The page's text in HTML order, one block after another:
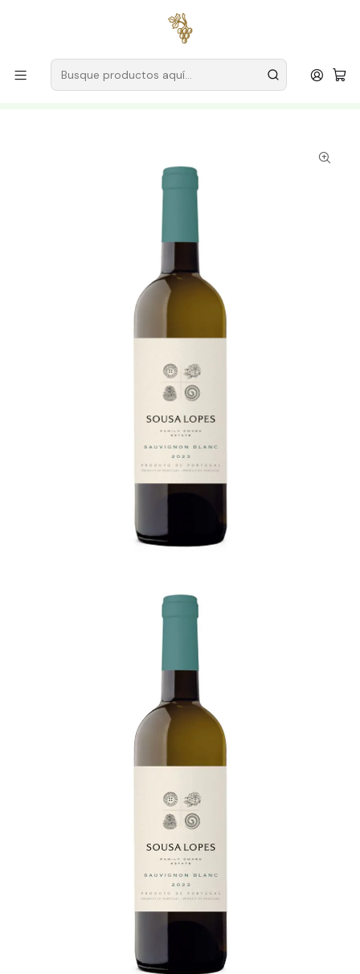
para pedidos superiores a
Productores
Vino Verde (Monção & Melgaço)
Bodega Casa da Torre
Casa da Torre Sousa Lopes Bodega Sauvignon Blanc 2024
Vinho Verde Blanco 75cl